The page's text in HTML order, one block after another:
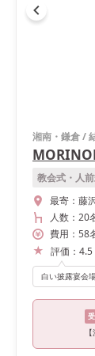
湘南・鎌倉/
教会式・人
最寄： 藤
人数： 20
費用： 58
評価： 4.5